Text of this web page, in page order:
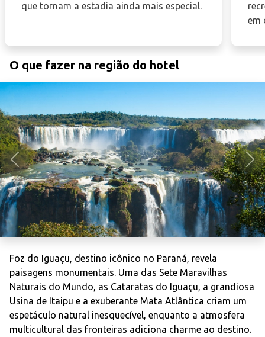
que tornam a estadia ainda mais especial.
em
O que fazer na região do hotel
Anterior
Foz do Iguaçu, destino icônico no Paraná, revela
paisagens monumentais. Uma das Sete Maravilhas
Naturais do Mundo, as Cataratas do Iguaçu, a grandiosa
Usina de Itaipu e a exuberante Mata Atlântica criam um
espetáculo natural inesquecível, enquanto a atmosfera
multicultural das fronteiras adiciona charme ao destino.